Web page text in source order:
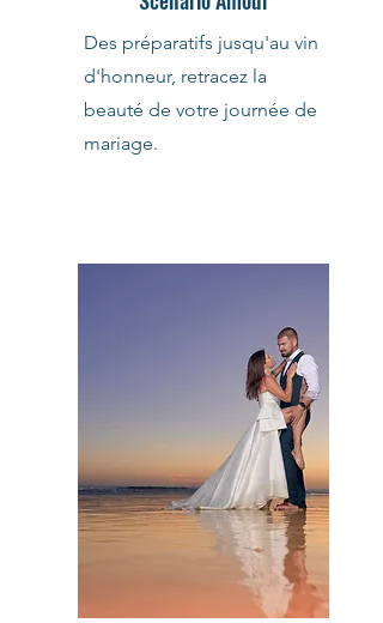
Des préparatifs jusqu'au vin
d'honneur, retracez la
beauté de votre journée de
mariage.